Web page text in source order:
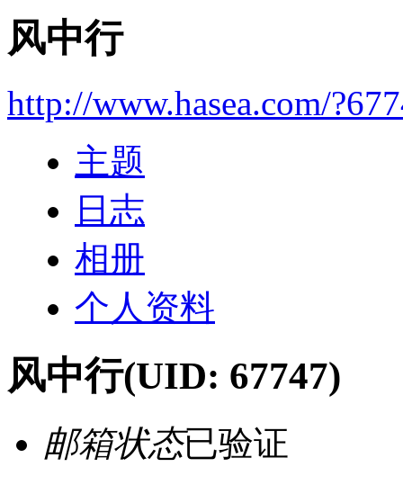
风中行
http://www.hasea.com/
主题
日志
相册
个人资料
风中行(UID: 67747)
邮箱状态已验证